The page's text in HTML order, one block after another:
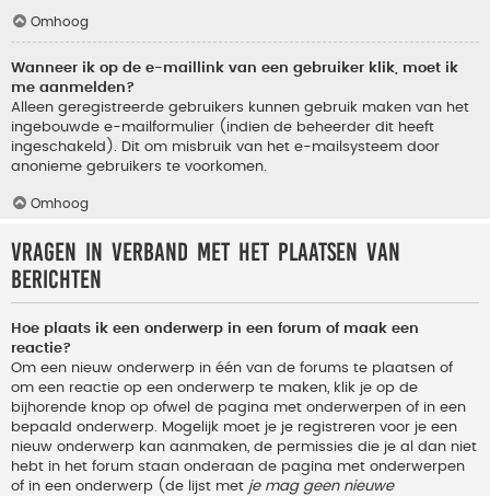
Omhoog
Wanneer ik op de e-maillink van een gebruiker klik, moet ik
me aanmelden?
Alleen geregistreerde gebruikers kunnen gebruik maken van het
ingebouwde e-mailformulier (indien de beheerder dit heeft
ingeschakeld). Dit om misbruik van het e-mailsysteem door
anonieme gebruikers te voorkomen.
Omhoog
Vragen in verband met het plaatsen van
berichten
Hoe plaats ik een onderwerp in een forum of maak een
reactie?
Om een nieuw onderwerp in één van de forums te plaatsen of
om een reactie op een onderwerp te maken, klik je op de
bijhorende knop op ofwel de pagina met onderwerpen of in een
bepaald onderwerp. Mogelijk moet je je registreren voor je een
nieuw onderwerp kan aanmaken, de permissies die je al dan niet
hebt in het forum staan onderaan de pagina met onderwerpen
of in een onderwerp (de lijst met je mag geen nieuwe